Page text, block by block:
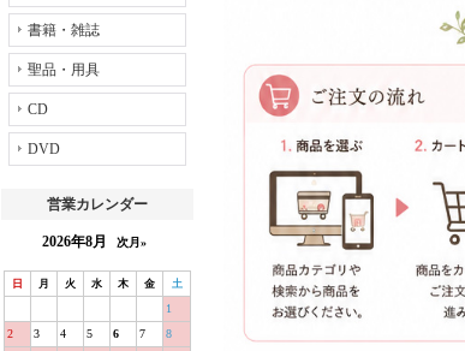
書籍・雑誌
聖品・用具
CD
DVD
営業カレンダー
2026年8月 次月»
日 月 火 水 木 金 土
1
2
3 4 5 6 7
8